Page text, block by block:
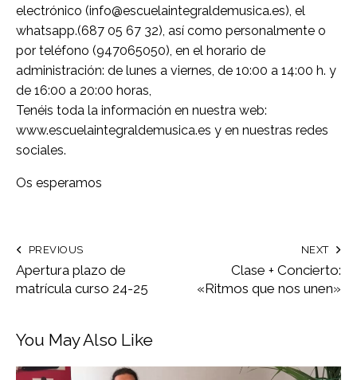
electrónico (info@escuelaintegraldemusica.es), el
whatsapp.(687 05 67 32), así como personalmente o
por teléfono (947065050), en el horario de
administración: de lunes a viernes, de 10:00 a 14:00 h. y
de 16:00 a 20:00 horas,
Tenéis toda la información en nuestra web:
www.escuelaintegraldemusica.es y en nuestras redes
sociales.
Os esperamos
PREVIOUS
Apertura plazo de
matrícula curso 24-25
NEXT
Clase + Concierto:
«Ritmos que nos unen»
You May Also Like